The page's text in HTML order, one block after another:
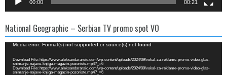
00:00 00:21
National Geographic – Serbian TV promo spot VO
Video
Media error: Format(s) not supported or source(s) not found
Download File: https://www.aleksandararsic.com/wp-content/uploads/2024/09/vokal-za-reklame-promo-video-glas-
snimanje-najave-knjiga-magazin-pozoriste.mp4?_=6
Download File: https://www.aleksandararsic.com/wp-content/uploads/2024/09/vokal-za-reklame-promo-video-glas-
snimanje-najave-knjiga-magazin-pozoriste.mp4?_=6